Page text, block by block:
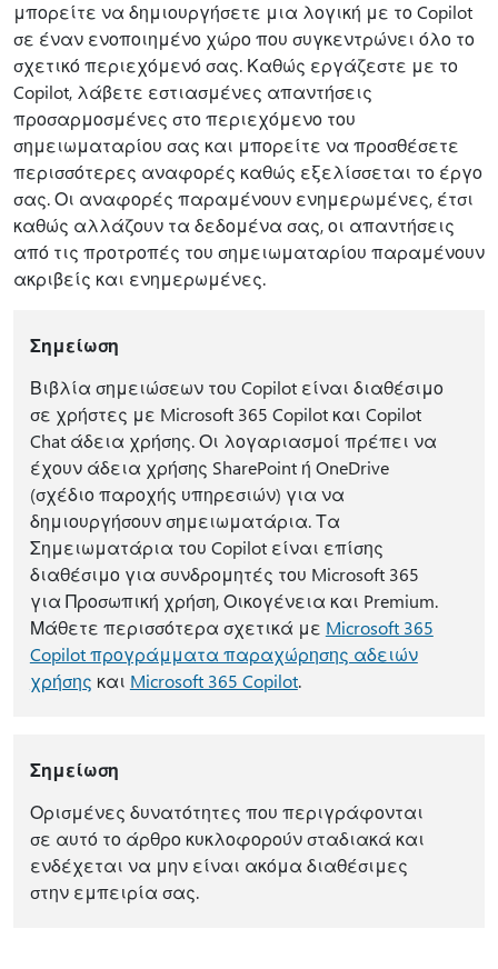
μπορείτε να δημιουργήσετε μια λογική με το Copilot
σε έναν ενοποιημένο χώρο που συγκεντρώνει όλο το
σχετικό περιεχόμενό σας. Καθώς εργάζεστε με το
Copilot, λάβετε εστιασμένες απαντήσεις
προσαρμοσμένες στο περιεχόμενο του
σημειωματαρίου σας και μπορείτε να προσθέσετε
περισσότερες αναφορές καθώς εξελίσσεται το έργο
σας. Οι αναφορές παραμένουν ενημερωμένες, έτσι
καθώς αλλάζουν τα δεδομένα σας, οι απαντήσεις
από τις προτροπές του σημειωματαρίου παραμένουν
ακριβείς και ενημερωμένες.
Σημείωση
Βιβλία σημειώσεων του Copilot είναι διαθέσιμο
σε χρήστες με Microsoft 365 Copilot και Copilot
Chat άδεια χρήσης. Οι λογαριασμοί πρέπει να
έχουν άδεια χρήσης SharePoint ή OneDrive
(σχέδιο παροχής υπηρεσιών) για να
δημιουργήσουν σημειωματάρια. Τα
Σημειωματάρια του Copilot είναι επίσης
διαθέσιμο για συνδρομητές του Microsoft 365
για Προσωπική χρήση, Οικογένεια και Premium.
Μάθετε περισσότερα σχετικά με Microsoft 365
Copilot προγράμματα παραχώρησης αδειών
χρήσης και Microsoft 365 Copilot.
Σημείωση
Ορισμένες δυνατότητες που περιγράφονται
σε αυτό το άρθρο κυκλοφορούν σταδιακά και
ενδέχεται να μην είναι ακόμα διαθέσιμες
στην εμπειρία σας.